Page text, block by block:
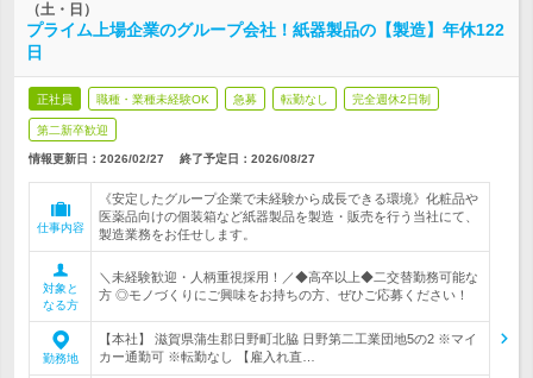
（土・日）
プライム上場企業のグループ会社！紙器製品の【製造】年休122
日
正社員 職種・業種未経験OK 急募 転勤なし 完全週休2日制
第二新卒歓迎
情報更新日：2026/02/27 終了予定日： 2026/08/27
仕事内容
《安定したグループ企業で未経験から成長できる環境》化粧品や
医薬品向けの個装箱など紙器製品を製造・販売を行う当社にて、
製造業務をお任せします。
対象と
なる方
＼未経験歓迎・人柄重視採用！／◆高卒以上◆二交替勤務可能な
方 ◎モノづくりにご興味をお持ちの方、ぜひご応募ください！
勤務地
【本社】 滋賀県蒲生郡日野町北脇 日野第二工業団地5の2 ※マイ
カー通勤可 ※転勤なし 【雇入れ直…